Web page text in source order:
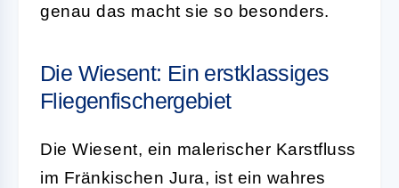
genau das macht sie so besonders.
Die Wiesent: Ein erstklassiges
Fliegenfischergebiet
Die Wiesent, ein malerischer Karstfluss
im Fränkischen Jura, ist ein wahres